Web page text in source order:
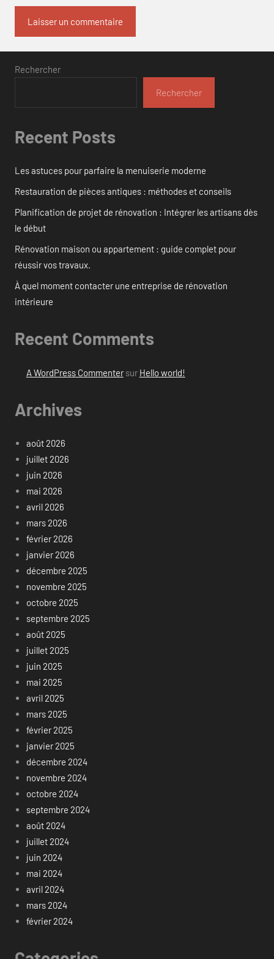
Rechercher
Rechercher
Recent Posts
Les astuces pour parfaire la menuiserie moderne
Restauration de pièces antiques : méthodes et conseils
Planification de projet de rénovation : Intégrer les artisans dès
le début
Rénovation maison ou appartement : guide complet pour
réussir vos travaux.
À quel moment contacter une entreprise de rénovation
intérieure
Recent Comments
A WordPress Commentersur Hello world!
Archives
août 2026
juillet 2026
juin 2026
mai 2026
avril 2026
mars 2026
février 2026
janvier 2026
décembre 2025
novembre 2025
octobre 2025
septembre 2025
août 2025
juillet 2025
juin 2025
mai 2025
avril 2025
mars 2025
février 2025
janvier 2025
décembre 2024
novembre 2024
octobre 2024
septembre 2024
août 2024
juillet 2024
juin 2024
mai 2024
avril 2024
mars 2024
février 2024